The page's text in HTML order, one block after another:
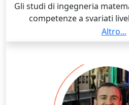
Gli studi di ingegneria
competenze a svariati
matematica (Analisi I, II e III
Altro...